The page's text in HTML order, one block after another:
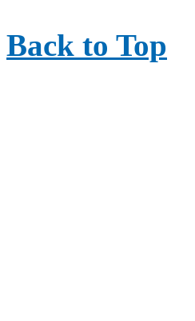
Back to Top